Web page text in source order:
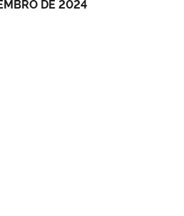
DE 2024